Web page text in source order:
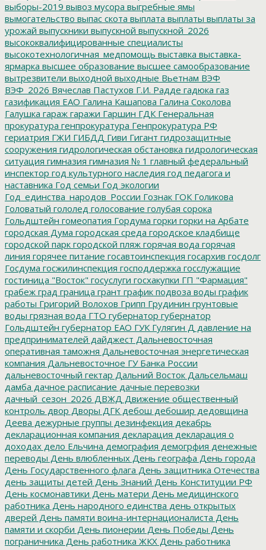
выборы-2019 вывоз мусора выгребные ямы
вымогательство выпас скота выплата выплаты выплаты за
урожай выпускники выпускной выпускной_2026
высококвалифицированные специалисты
высокотехнологичная_медпомощь выставка выставка-
ярмарка высшее образование высшее самообразование
вытрезвители выходной выходные Вьетнам ВЭФ
ВЭФ_2026 Вячеслав Пастухов Г.И. Радде гадюка газ
газификация ЕАО Галина Кашапова Галина Соколова
Галушка гараж гаражи Гаршин ГДК Генеральная
прокуратура генпрокуратура Генпрокуратура РФ
гериатрия ГЖИ ГИБДД Гиви Гигант гидрозащитные
сооружения гидрологическая обстановка гидрологическая
ситуация гимназия гимназия № 1 главный федеральный
инспектор год культурного наследия год педагога и
наставника Год семьи Год экологии
Год_единства_народов_России Гознак ГОК Голикова
Головатый гололед голосование голубая сорока
Гольдштейн гомеопатия Гордума горки горки на Арбате
городская Дума городская среда городское кладбище
городской парк городской пляж горячая вода горячая
линия горячее питание госавтоинспекция госархив госдолг
Госдума госжилинспекция господдержка госслужащие
гостиница "Восток" госуслуги госхакупки ГП "Фармация"
грабеж град граница грант график подвоза воды график
работы Григорий Волохов Грипп Грудинин грунтовые
воды грязная вода ГТО губернатор губернатор
Гольдштейн губернатор ЕАО ГУК Гулягин Д давление на
предпринимателей дайджест Дальневосточная
оперативная таможня Дальневосточная энергетическая
компания Дальневосточное ГУ Банка России
дальневосточный гектар Дальний Восток Дальсельмаш
дамба дачное расписание дачные перевозки
дачный_сезон_2026 ДВЖД Движение общественный
контроль двор Дворы ДГК дебош дебошир дедовщина
Деева дежурные группы дезинфекция декабрь
декларационная компания декларация декларация о
доходах дело Ельчина демография демогрфия денежные
переводы День влюбленных День географа День города
День Государственного флага День защитника Отечества
день защиты детей День Знаний День Конституции РФ
День космонавтики День матери День медицинского
работника День народного единства день открытых
дверей День памяти воина-интернационалиста День
памяти и скорби День пионерии День Победы День
пограничника День работника ЖКХ День работника